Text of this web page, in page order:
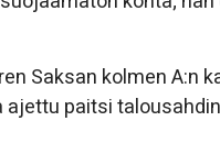
Saksan kolmen A:n
paitsi